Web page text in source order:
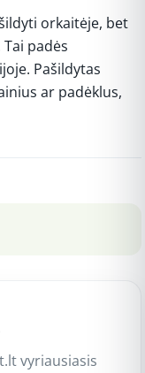
orkaitėje, bet
padės
Pašildytas
ar padėklus,
vyriausiasis